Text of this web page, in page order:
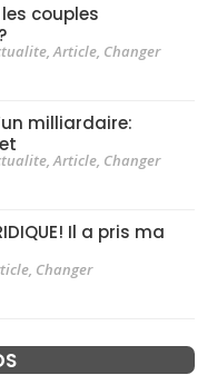
couples
,Article, Changer
milliardaire:
,Article, Changer
Il a pris ma
, Changer